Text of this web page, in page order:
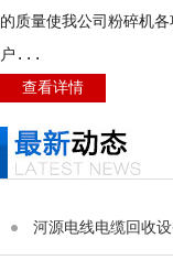
的质量使我公司粉碎机
户...
查看详情
河源电线电缆回收